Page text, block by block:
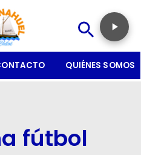
QUIÉNES SOMOS
fútbol